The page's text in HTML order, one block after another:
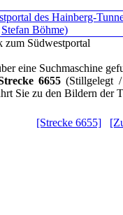
zum Südwestportal
eine Suchmaschine
6655 (Stillgelegt /
Sie zu den Bildern der
[Strecke 6655]